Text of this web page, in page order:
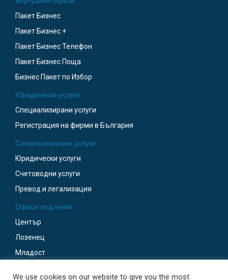
Пакет Бизнес
Пакет Бизнес +
Пакет Бизнес Телефон
Пакет Бизнес Поща
Бизнес Пакет по Избор
Юридически услуги
Специализирани услуги
Регистрация на фирми в България
Специализирани услуги
Юридически услуги
Счетоводни услуги
Превод и легализация
Офиси под наем
Център
Лозенец
Младост
We use cookies on our website to give you the most